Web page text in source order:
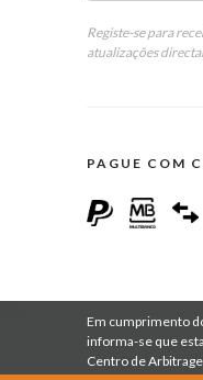
Registe-se para
atualizações
PAGUE COM
Em cumprimento
informa-se que
Centro de